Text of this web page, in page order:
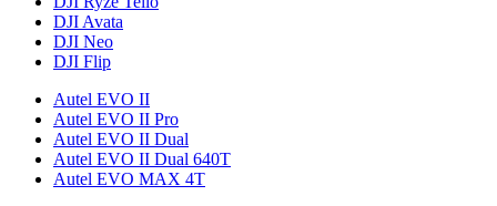
DJI Avata
DJI Neo
DJI Flip
Autel EVO II
Autel EVO II Pro
Autel EVO II Dual
Autel EVO II Dual 640T
Autel EVO MAX 4T